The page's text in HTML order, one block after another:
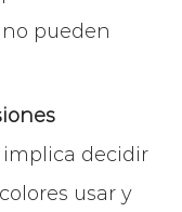
pueden
decidir
usar y